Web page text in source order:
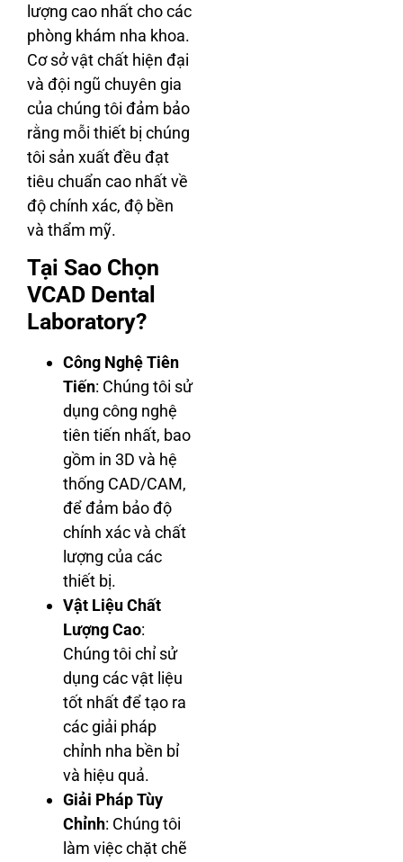
lượng cao nhất cho các
phòng khám nha khoa.
Cơ sở vật chất hiện đại
và đội ngũ chuyên gia
của chúng tôi đảm bảo
rằng mỗi thiết bị chúng
tôi sản xuất đều đạt
tiêu chuẩn cao nhất về
độ chính xác, độ bền
và thẩm mỹ.
Tại Sao Chọn
VCAD Dental
Laboratory?
Công Nghệ Tiên
Tiến: Chúng tôi sử
dụng công nghệ
tiên tiến nhất, bao
gồm in 3D và hệ
thống CAD/CAM,
để đảm bảo độ
chính xác và chất
lượng của các
thiết bị.
Vật Liệu Chất
Lượng Cao:
Chúng tôi chỉ sử
dụng các vật liệu
tốt nhất để tạo ra
các giải pháp
chỉnh nha bền bỉ
và hiệu quả.
Giải Pháp Tùy
Chỉnh: Chúng tôi
làm việc chặt chẽ